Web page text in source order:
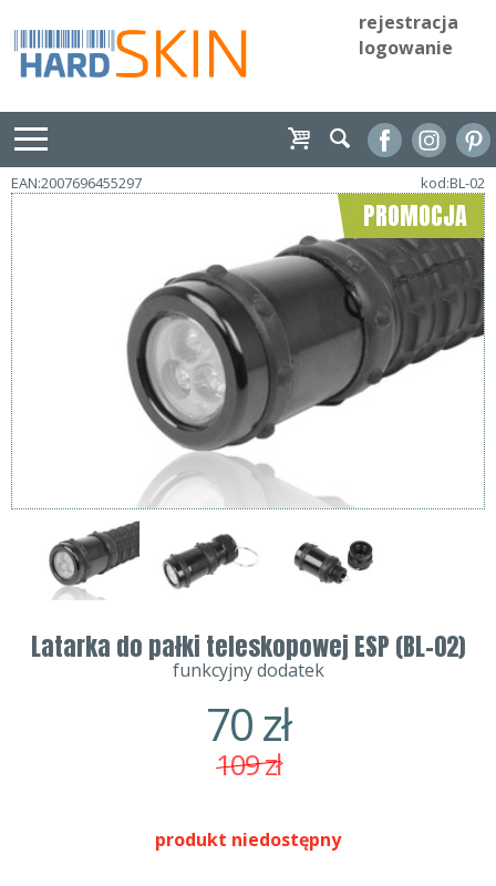
rejestracja
logowanie
EAN:2007696455297 kod:BL-02
PROMOCJA
Latarka do pałki teleskopowej ESP (BL-02)
funkcyjny dodatek
70zł
109zł
produkt niedostępny